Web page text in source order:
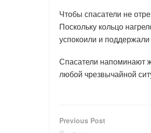
Чтобы спасатели не
Поскольку кольцо
успокоили и
Спасатели напоминают
любой чрезвычайной
Previous Post